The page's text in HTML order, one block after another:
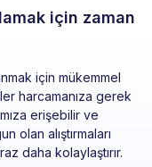
için zaman
için mükemmel
harcamanıza gerek
erişebilir ve
olan alıştırmaları
daha kolaylaştırır.